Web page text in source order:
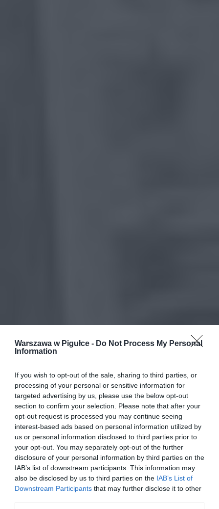
Warszawa w Pigułce - Do Not Process My Personal
Information
If you wish to opt-out of the sale, sharing to third parties, or
processing of your personal or sensitive information for
targeted advertising by us, please use the below opt-out
section to confirm your selection. Please note that after your
opt-out request is processed you may continue seeing
interest-based ads based on personal information utilized by
us or personal information disclosed to third parties prior to
your opt-out. You may separately opt-out of the further
disclosure of your personal information by third parties on the
IAB’s list of downstream participants. This information may
also be disclosed by us to third parties on the IAB’s List of
Downstream Participants that may further disclose it to other